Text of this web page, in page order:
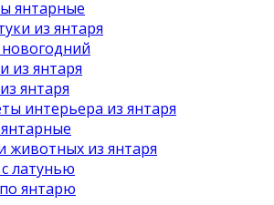
янтарные
из янтаря
из янтаря
янтаря
интерьера из янтаря
животных из янтаря
латунью
янтарю